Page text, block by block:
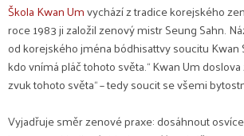
Škola Kwan Umvychází z tradice korejského
roce 1983 ji založil zenový mistr Seung Sahn.
od korejského jména bódhisattvy soucitu Kwan
kdo vnímá pláč tohoto světa.“ Kwan Um
zvuk tohoto světa“ – tedy soucit se všemi
Vyjadřuje směr zenové praxe: dosáhnout